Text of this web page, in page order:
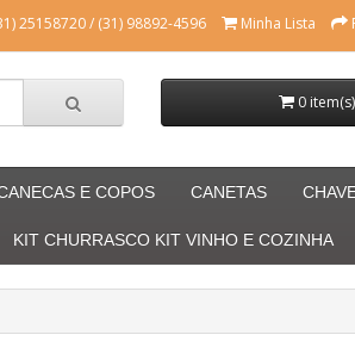
25158720 / (31) 98892-4596 Minha Lista
0 item(s)
E COPOS CANETAS
KIT CHURRASCO KIT VINHO E COZINHA